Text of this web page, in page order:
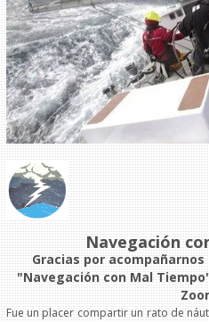
Navegación
Gracias por
"Navegación con Mal
Fue un placer compartir un rato de